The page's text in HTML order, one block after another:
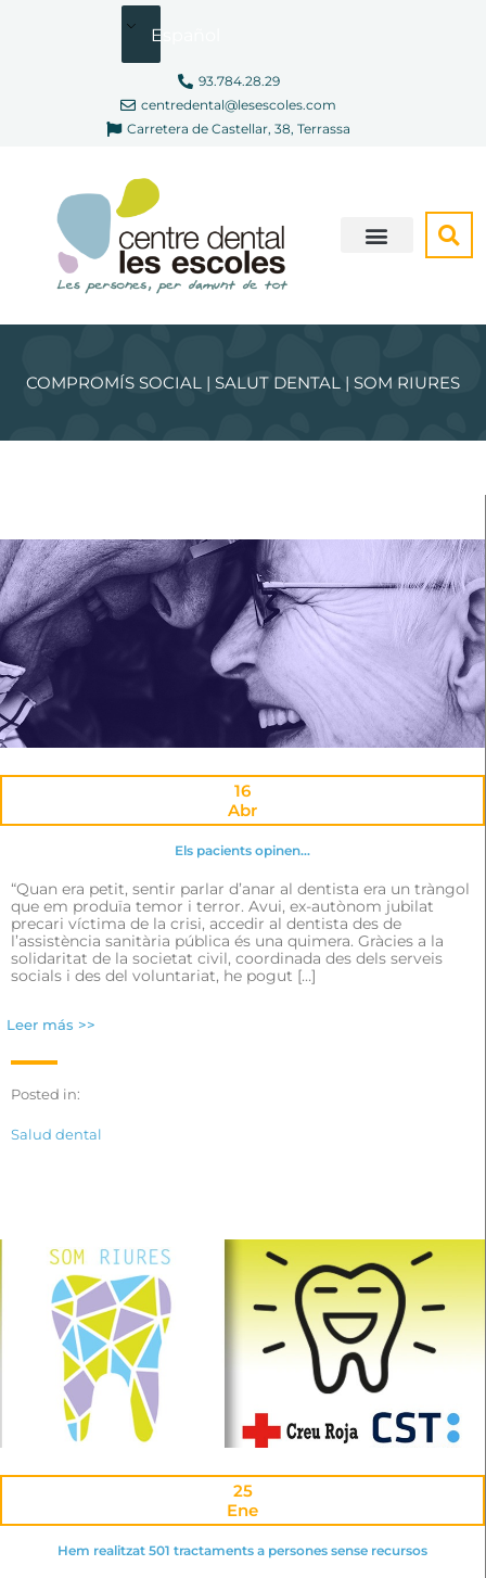
Español
93.784.28.29
centredental@lesescoles.com
Carretera de Castellar, 38, Terrassa
COMPROMÍS SOCIAL | SALUT DENTAL | SOM RIURES
16
Abr
Els pacients opinen…
“Quan era petit, sentir parlar d’anar al dentista era un tràngol
que em produïa temor i terror. Avui, ex-autònom jubilat
precari víctima de la crisi, accedir al dentista des de
l’assistència sanitària pública és una quimera. Gràcies a la
solidaritat de la societat civil, coordinada des dels serveis
socials i des del voluntariat, he pogut […]
Leer más >>
Posted in:
Salud dental
25
Ene
Hem realitzat 501 tractaments a persones sense recursos